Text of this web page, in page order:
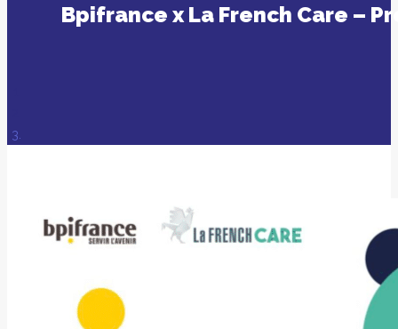
Bpifrance x La French Care –